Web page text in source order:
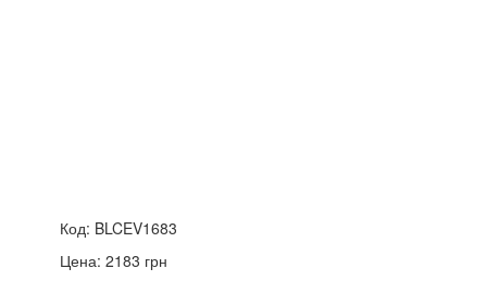
Код: BLCEV1683
Цена: 2183 грн